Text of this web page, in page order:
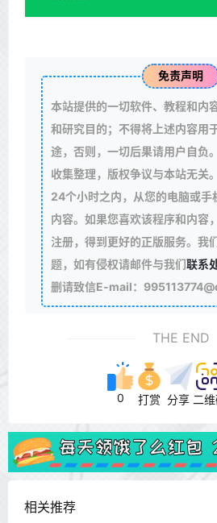
免责声明
本站提供的一切软件、教程和内
和研究目的；不得将上述内容用
途，否则，一切后果请用户自负
收集整理，版权争议与本站无关
24个小时之内，从您的电脑或手
内容。如果您喜欢该程序和内容
注册，得到更好的正版服务。我
题，如有侵权请邮件与我们联系
删请致信E-mail：
THE END
0 打赏 分享 二
相关推荐